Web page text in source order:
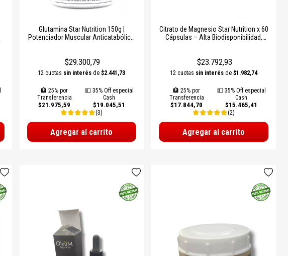
Glutamina Star Nutrition 150g |
Potenciador Muscular Anticatabólico
$29.300,79
12 cuotas sin interés de$2.441,73
🏦 25% por
Transferencia
$21.975,59
💵 35% Off especial
Cash
$19.045,51
(3)
Agregar al carrito
Citrato de Magnesio Star Nutrition x 60
Cápsulas – Alta Biodisponibilidad,
$23.792,93
12 cuotas sin interés de$1.982,74
🏦 25% por
Transferencia
$17.844,70
💵 35% Off especial
Cash
$15.465,41
(2)
Agregar al carrito